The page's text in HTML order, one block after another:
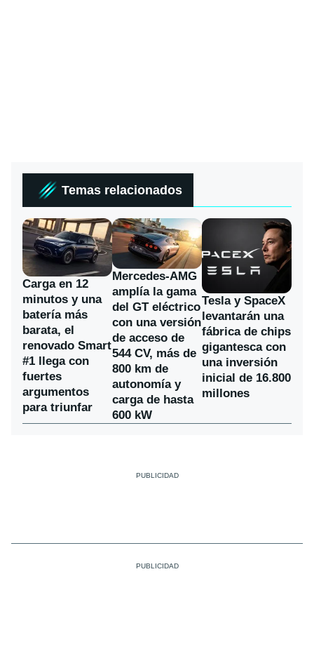
Temas relacionados
Carga en 12
minutos y una
batería más
barata, el
renovado Smart
#1 llega con
fuertes
argumentos
para triunfar
Mercedes-AMG
amplía la gama
del GT eléctrico
con una versión
de acceso de
544 CV, más de
800 km de
autonomía y
carga de hasta
600 kW
Tesla y SpaceX
levantarán una
fábrica de chips
gigantesca con
una inversión
inicial de 16.800
millones